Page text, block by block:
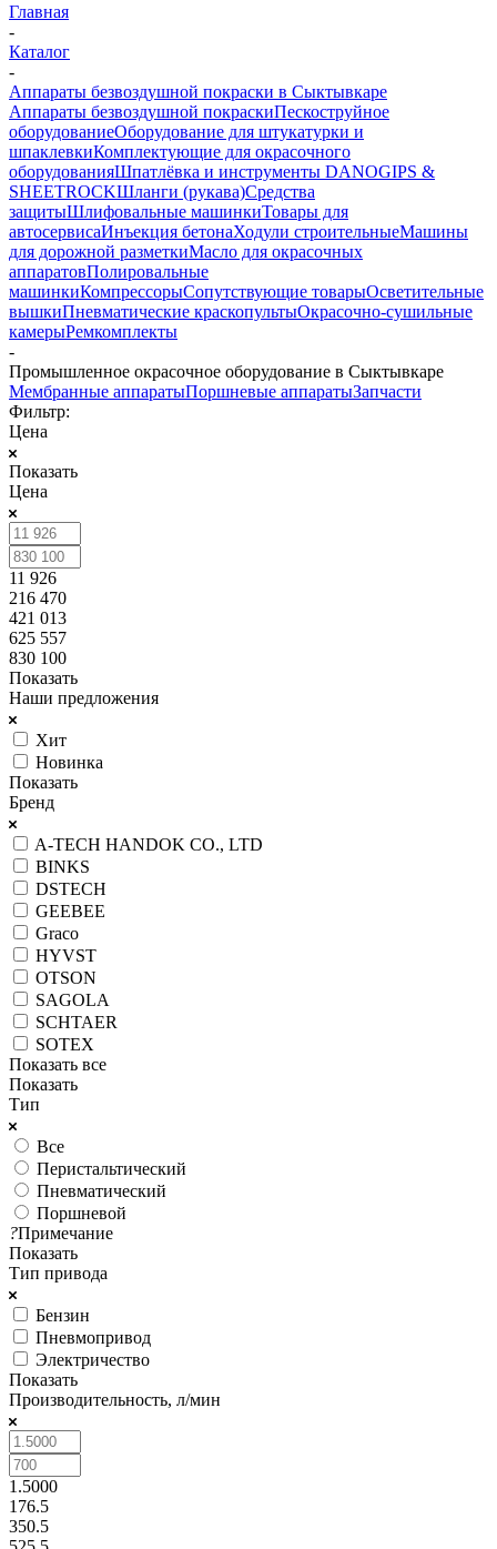
Главная
-
Каталог
-
Аппараты безвоздушной покраски в Сыктывкаре
Аппараты безвоздушной покраскиПескоструйное
оборудованиеОборудование для штукатурки и
шпаклевкиКомплектующие для окрасочного
оборудованияШпатлёвка и инструменты DANOGIPS &
SHEETROCKШланги (рукава)Средства
защитыШлифовальные машинкиТовары для
автосервисаИнъекция бетонаХодули строительныеМашины
для дорожной разметкиМасло для окрасочных
аппаратовПолировальные
машинкиКомпрессорыСопутствующие товарыОсветительные
вышкиПневматические краскопультыОкрасочно-сушильные
камерыРемкомплекты
-
Промышленное окрасочное оборудование в Сыктывкаре
Мембранные аппаратыПоршневые аппаратыЗапчасти
Фильтр:
Цена
Показать
Цена
11 926
216 470
421 013
625 557
830 100
Показать
Наши предложения
Хит
Новинка
Показать
Бренд
A-TECH HANDOK CO., LTD
BINKS
DSTECH
GEEBEE
Graco
HYVST
OTSON
SAGOLA
SCHTAER
SOTEX
Показать все
Показать
Тип
Все
Перистальтический
Пневматический
Поршневой
?Примечание
Показать
Тип привода
Бензин
Пневмопривод
Электричество
Показать
Производительность, л/мин
1.5000
176.5
350.5